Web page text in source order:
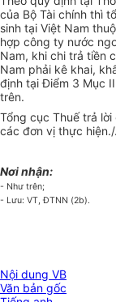
của Bộ Tài chính thì
sinh tại Việt Nam
hợp công ty nước
Nam, khi chi trả tiền
Nam phải kê khai,
định tại Điểm 3 Mục
trên.
Tổng cục Thuế trả
các đơn vị thực hiện./.
Nơi nhận:
- Như trên;
- Lưu: VT, ĐTNN (2b).
Nội dung VB
Văn bản gốc